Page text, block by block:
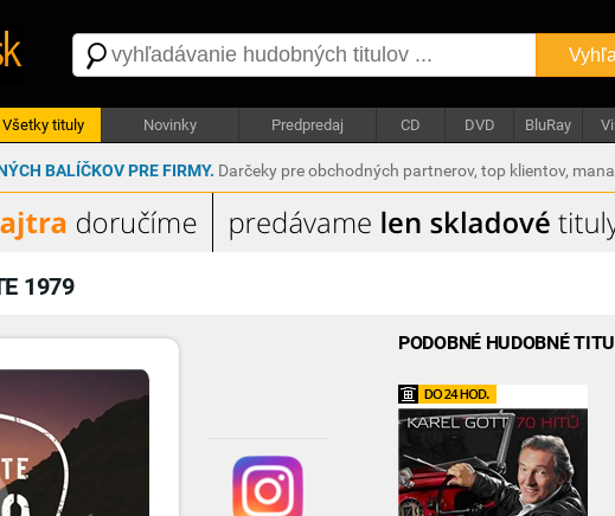
Všetky tituly Novinky Predpredaj CD DVD BluRay
BALÍČKOV PRE FIRMY. Darčeky pre obchodných partnerov, top klientov,
1979
PODOBNÉ HUDOBNÉ